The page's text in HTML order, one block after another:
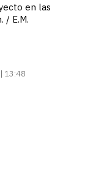
en las
/ E.M.
13:48